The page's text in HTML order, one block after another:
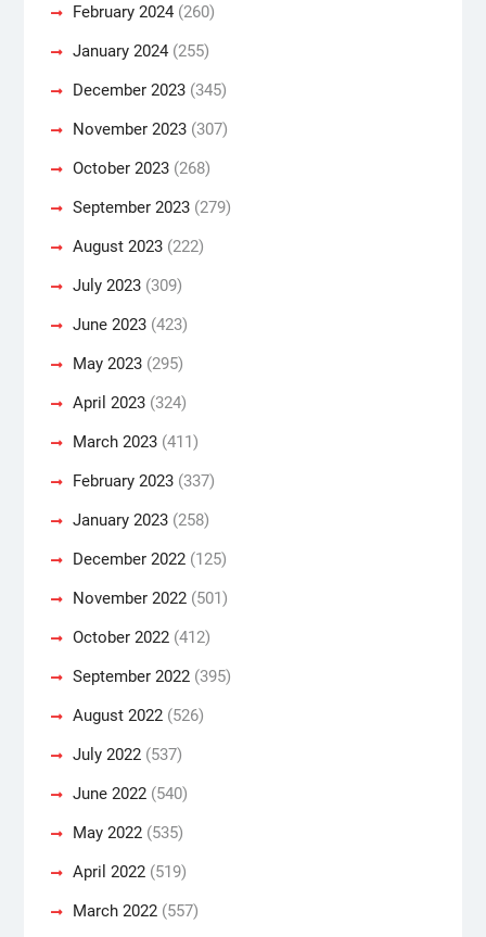
February 2024(260)
January 2024(255)
December 2023(345)
November 2023(307)
October 2023(268)
September 2023(279)
August 2023(222)
July 2023(309)
June 2023(423)
May 2023(295)
April 2023(324)
March 2023(411)
February 2023(337)
January 2023(258)
December 2022(125)
November 2022(501)
October 2022(412)
September 2022(395)
August 2022(526)
July 2022(537)
June 2022(540)
May 2022(535)
April 2022(519)
March 2022(557)